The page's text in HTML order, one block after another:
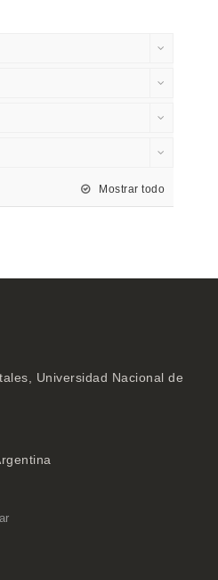
Mostrar todo
Universidad Nacional de